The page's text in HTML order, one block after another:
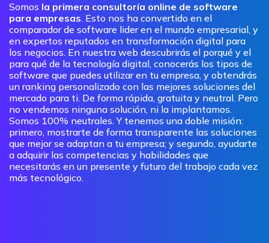
Somos la primera consultoría online de software
para empresas. Esto nos ha convertido en el
comparador de software lider en el mundo empresarial, y
en expertos reputados en transformación digital para
los negocios. En nuestra web descubrirás el porqué y el
para qué de la tecnología digital, conocerás los tipos de
software que puedes utilizar en tu empresa, y obtendrás
un ranking personalizado con las mejores soluciones del
mercado para ti. De forma rápida, gratuita y neutral. Pero
no vendemos ninguna solución, ni la implantamos.
Somos 100% neutrales. Y tenemos una doble misión:
primero, mostrarte de forma transparente las soluciones
que mejor se adaptan a tu empresa; y segundo, ayudarte
a adquirir las competencias y habilidades que
necesitarás en un presente y futuro del trabajo cada vez
más tecnológico.